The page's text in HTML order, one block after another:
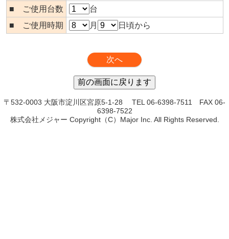
■ ご使用台数
台
■ ご使用時期
月 日頃から
〒532-0003 大阪市淀川区宮原5-1-28 TEL 06-6398-7511 FAX 06-
6398-7522
株式会社メジャー Copyright（C）Major Inc. All Rights Reserved.